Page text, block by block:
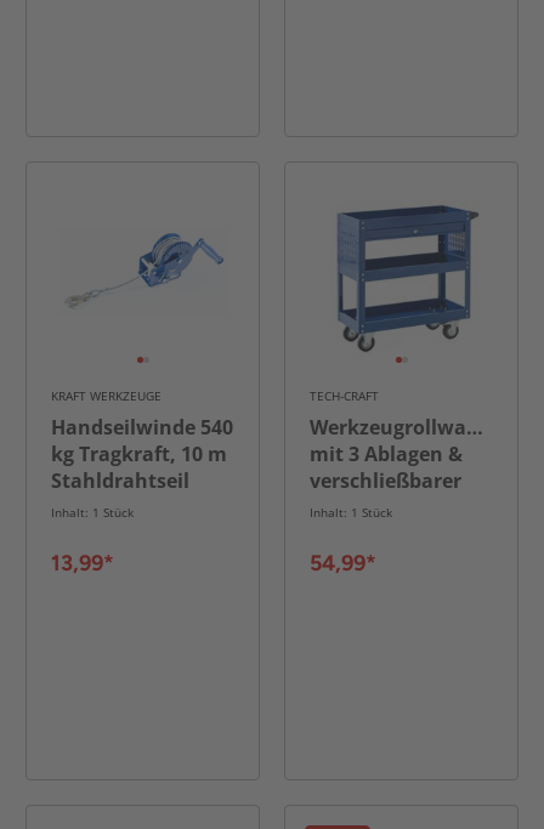
KRAFT WERKZEUGE
Handseilwinde 540
kg Tragkraft, 10 m
Stahldrahtseil
Inhalt: 1 Stück
13,99*
TECH-CRAFT
Werkzeugrollwagen
mit 3 Ablagen &
verschließbarer
Schublade 70x 35x
Inhalt: 1 Stück
54,99*